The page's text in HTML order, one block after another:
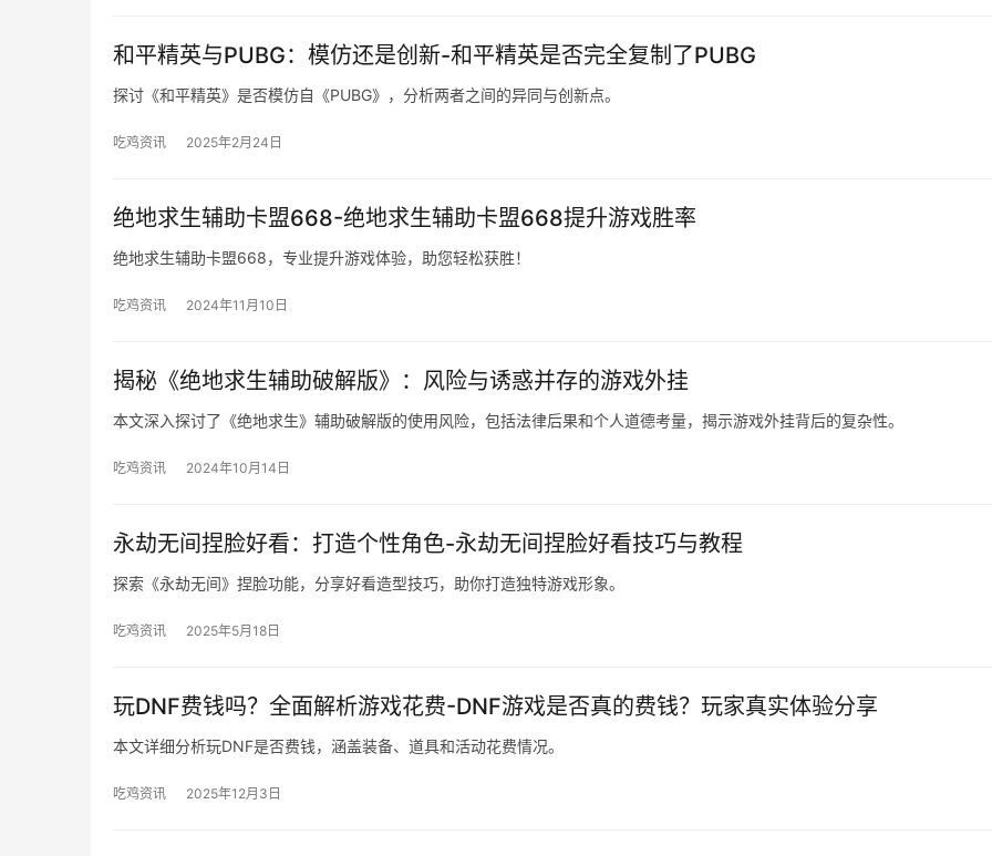
和平精英与PUBG：模仿还是创新-和平精英是否完全复制了PUBG
探讨《和平精英》是否模仿自《PUBG》，分析两者之间的异同与创新点。
吃鸡资讯 2025年2月24日
绝地求生辅助卡盟668-绝地求生辅助卡盟668提升游戏胜率
绝地求生辅助卡盟668，专业提升游戏体验，助您轻松获胜！
吃鸡资讯 2024年11月10日
揭秘《绝地求生辅助破解版》：风险与诱惑并存的游戏外挂
本文深入探讨了《绝地求生》辅助破解版的使用风险，包括法律后果和个人道德考量，揭示游戏外挂背后的复杂性。
吃鸡资讯 2024年10月14日
永劫无间捏脸好看：打造个性角色-永劫无间捏脸好看技巧与教程
探索《永劫无间》捏脸功能，分享好看造型技巧，助你打造独特游戏形象。
吃鸡资讯 2025年5月18日
玩DNF费钱吗？全面解析游戏花费-DNF游戏是否真的费钱？玩家真实体验分享
本文详细分析玩DNF是否费钱，涵盖装备、道具和活动花费情况。
吃鸡资讯 2025年12月3日